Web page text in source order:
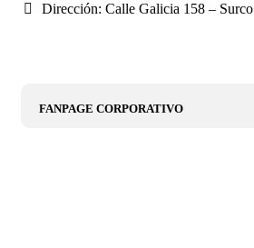
Dirección: Calle Galicia 158 – Surco
FANPAGE CORPORATIVO